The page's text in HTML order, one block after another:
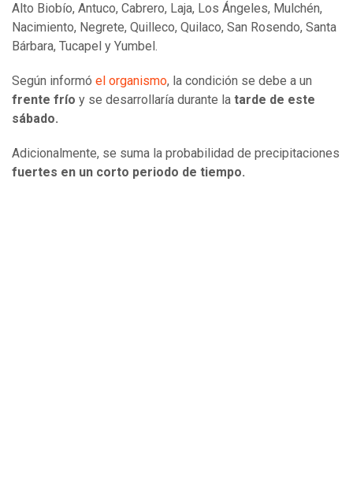
Alto Biobío, Antuco, Cabrero, Laja, Los Ángeles, Mulchén,
Nacimiento, Negrete, Quilleco, Quilaco, San Rosendo, Santa
Bárbara, Tucapel y Yumbel.
Según informó el organismo, la condición se debe a un
frente frío y se desarrollaría durante la tarde de este
sábado.
Adicionalmente, se suma la probabilidad de precipitaciones
fuertes en un corto periodo de tiempo.